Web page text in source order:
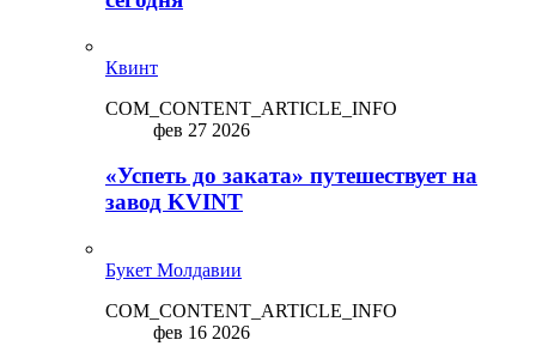
Квинт
COM_CONTENT_ARTICLE_INFO
фев 27 2026
«Успеть до заката» путешествует на
завод KVINT
Букет Молдавии
COM_CONTENT_ARTICLE_INFO
фев 16 2026